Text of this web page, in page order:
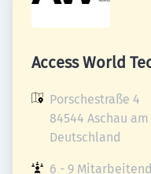
Access World
Porschestraße 4
84544 Aschau
Deutschland
6 - 9